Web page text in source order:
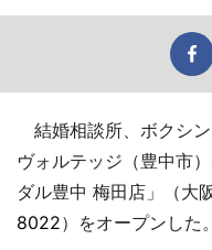
結婚相談所、ボクシ
ヴォルテッジ（豊中市
ダル豊中 梅田店」（大
8022）をオープンした。